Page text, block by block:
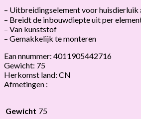
– Uitbreidingselement voor huisdierluik
– Breidt de inbouwdiepte uit per
– Van kunststof
– Gemakkelijk te monteren
Ean nnummer: 4011905442716
Gewicht: 75
Herkomst land: CN
Afmetingen :
Gewicht 75